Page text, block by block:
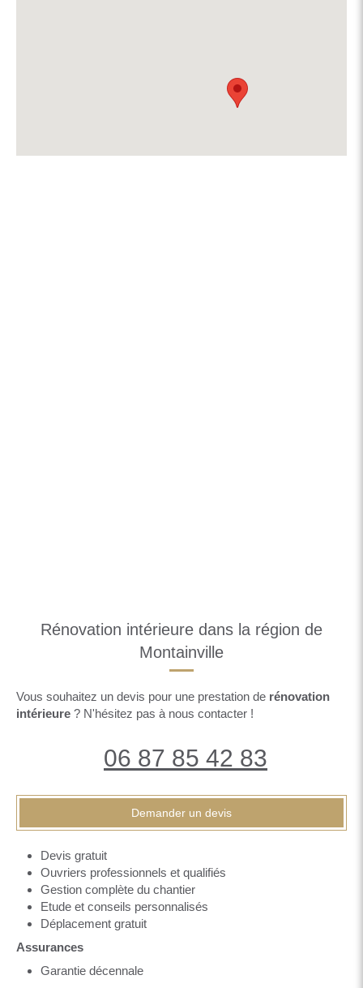
Rénovation intérieure dans la région de
Montainville
Vous souhaitez un devis pour une prestation de rénovation
intérieure ? N'hésitez pas à nous contacter !
06 87 85 42 83
Demander un devis
Devis gratuit
Ouvriers professionnels et qualifiés
Gestion complète du chantier
Etude et conseils personnalisés
Déplacement gratuit
Assurances
Garantie décennale